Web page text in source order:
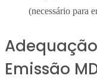
(necessário para
Emissão